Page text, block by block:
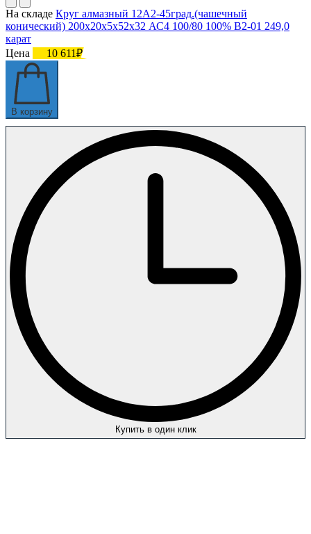
На складе Круг алмазный 12А2-45град.(чашечный
конический) 200х20х5х52х32 АС4 100/80 100% В2-01 249,0
карат
Цена
10 611₽
В корзину
Купить в один клик